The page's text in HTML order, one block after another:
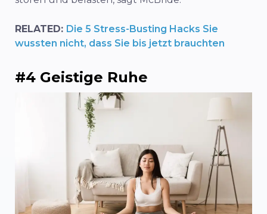
RELATED: Die 5 Stress-Busting Hacks Sie
wussten nicht, dass Sie bis jetzt brauchten
#4 Geistige Ruhe